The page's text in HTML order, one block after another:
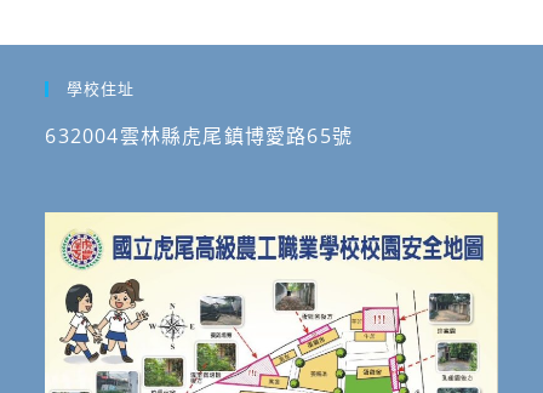
學校住址
632004雲林縣虎尾鎮博愛路65號